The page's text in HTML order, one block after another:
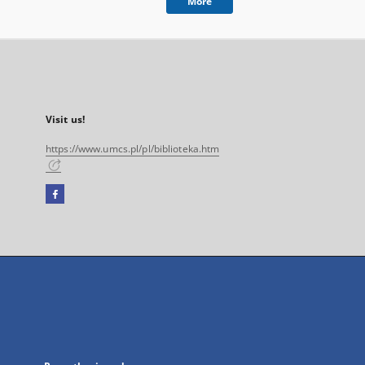
Visit us!
https://www.umcs.pl/pl/biblioteka.htm
Facebook
open